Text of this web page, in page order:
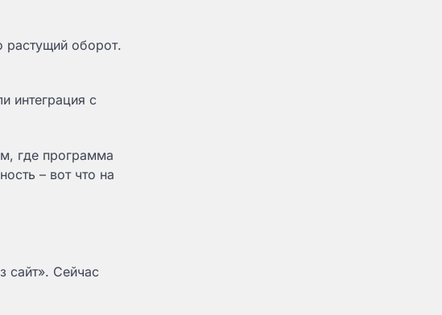
растущий оборот.
интеграция с
где программа
– вот что на
сайт». Сейчас